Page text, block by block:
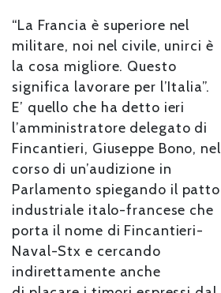
“La Francia è superiore nel
militare, noi nel civile, unirci è
la cosa migliore. Questo
significa lavorare per l’Italia”.
E’ quello che ha detto ieri
l’amministratore delegato di
Fincantieri, Giuseppe Bono, nel
corso di un’audizione in
Parlamento spiegando il patto
industriale italo-francese che
porta il nome di Fincantieri-
Naval-Stx e cercando
indirettamente anche